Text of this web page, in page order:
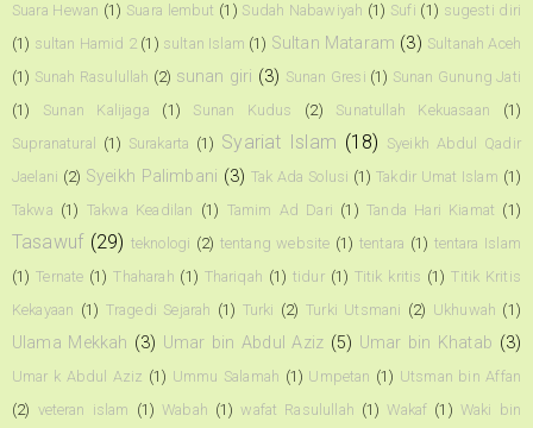
Suara Hewan (1) Suara lembut (1) Sudah Nabawiyah (1) Sufi (1) sugesti diri
(1) sultan Hamid 2 (1) sultan Islam (1) Sultan Mataram (3) Sultanah Aceh
(1) Sunah Rasulullah (2) sunan giri (3) Sunan Gresi (1) Sunan Gunung Jati
(1)
Sunan Kalijaga (1) Sunan Kudus (2) Sunatullah Kekuasaan
(1)
Supranatural
(1) Surakarta (1) Syariat Islam (18) Syeikh Abdul Qadir
Jaelani (2) Syeikh Palimbani (3) Tak Ada Solusi (1) Takdir Umat Islam (1)
Takwa (1) Takwa Keadilan (1) Tamim Ad Dari (1) Tanda Hari Kiamat (1)
Tasawuf (29) teknologi (2) tentang website (1) tentara (1) tentara Islam
(1) Ternate (1) Thaharah (1) Thariqah (1) tidur (1) Titik kritis (1) Titik Kritis
Kekayaan (1) Tragedi Sejarah (1) Turki (2) Turki Utsmani (2) Ukhuwah (1)
Ulama Mekkah (3) Umar bin Abdul Aziz (5) Umar bin Khatab (3)
Umar k Abdul Aziz (1) Ummu Salamah (1) Umpetan (1) Utsman bin Affan
(2) veteran islam (1) Wabah (1) wafat Rasulullah (1) Wakaf (1) Waki bin